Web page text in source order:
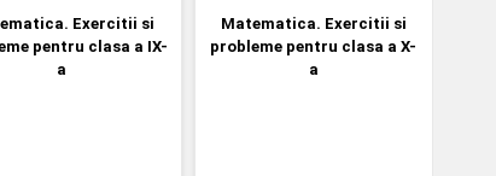
Exercitii si
pentru clasa a IX-
a
Matematica. Exercitii si
probleme pentru clasa a X-
a